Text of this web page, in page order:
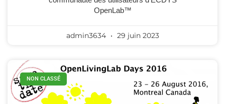
OpenLab™
admin3634 29 juin 2023
NON CLASSÉ